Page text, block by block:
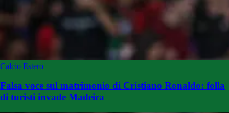
Calcio Estero
Falsa voce sul matrimonio di Cristiano Ronaldo: folla
di turisti invade Madeira